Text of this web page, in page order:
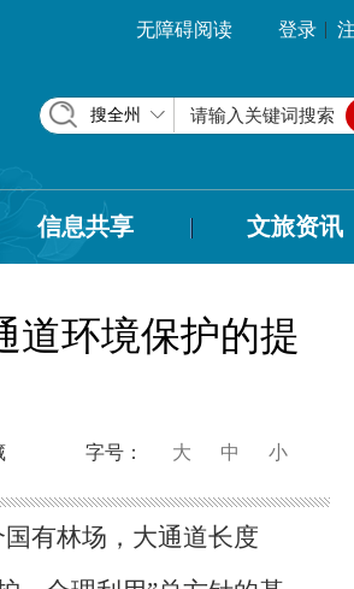
无障碍阅读 登录 |
搜全州
信息共享 文旅资讯
道环境保护的提
字号： 大 中 小
有林场，大通道长度